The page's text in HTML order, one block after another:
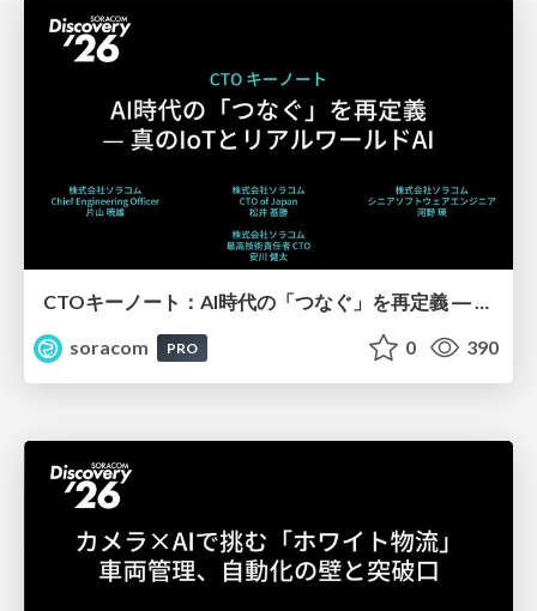
soracom
PRO 0 390